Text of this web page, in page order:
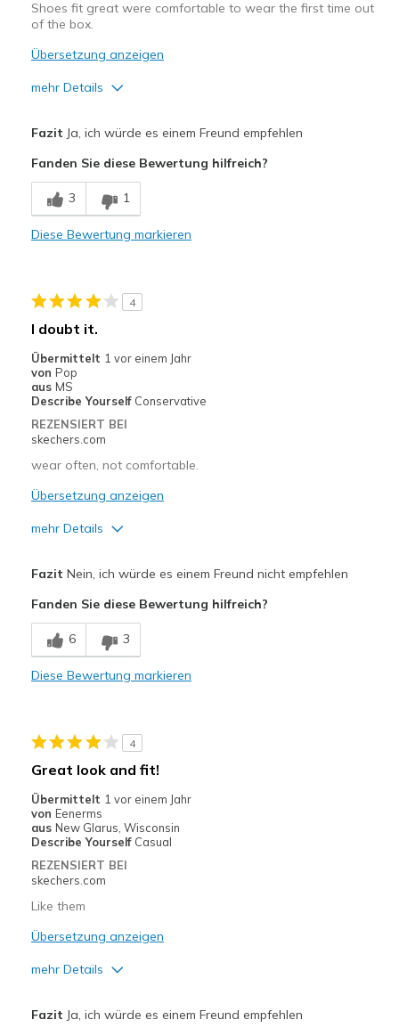
Shoes fit great were comfortable to wear the first time out
of the box.
Übersetzung anzeigen
mehr Details
Durable
Stylish
Travel
Width
Feels true to width
Sizing
View On Shoes
Shoes are for Wearing
Fazit Ja, ich würde es einem Freund empfehlen
Fanden Sie diese Bewertung hilfreich?
3 1
Diese Bewertung markieren
4
I doubt it.
Übermittelt 1 vor einem Jahr
von Pop
aus MS
Describe Yourself Conservative
REZENSIERT BEI
skechers.com
wear often, not comfortable.
Übersetzung anzeigen
mehr Details
Nachteile
Poor Cushioning
Feels too wide
Sizing
Feels true to size
View On Shoes
Shoes are for Wearing
Fazit Nein, ich würde es einem Freund nicht empfehlen
Fanden Sie diese Bewertung hilfreich?
6 3
Diese Bewertung markieren
4
Great look and fit!
Übermittelt 1 vor einem Jahr
von Eenerms
aus New Glarus, Wisconsin
Describe Yourself Casual
REZENSIERT BEI
skechers.com
Like them
Übersetzung anzeigen
mehr Details
Fazit Ja, ich würde es einem Freund empfehlen